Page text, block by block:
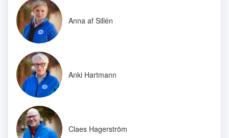
Anna af Sillén
Anki Hartmann
Claes Hagerström